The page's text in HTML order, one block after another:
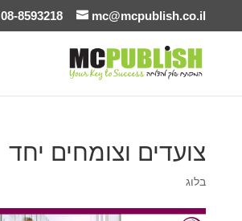
08-8593218 mc@mcpublish.co.il
צועדים וצומחים יחד
בלוג